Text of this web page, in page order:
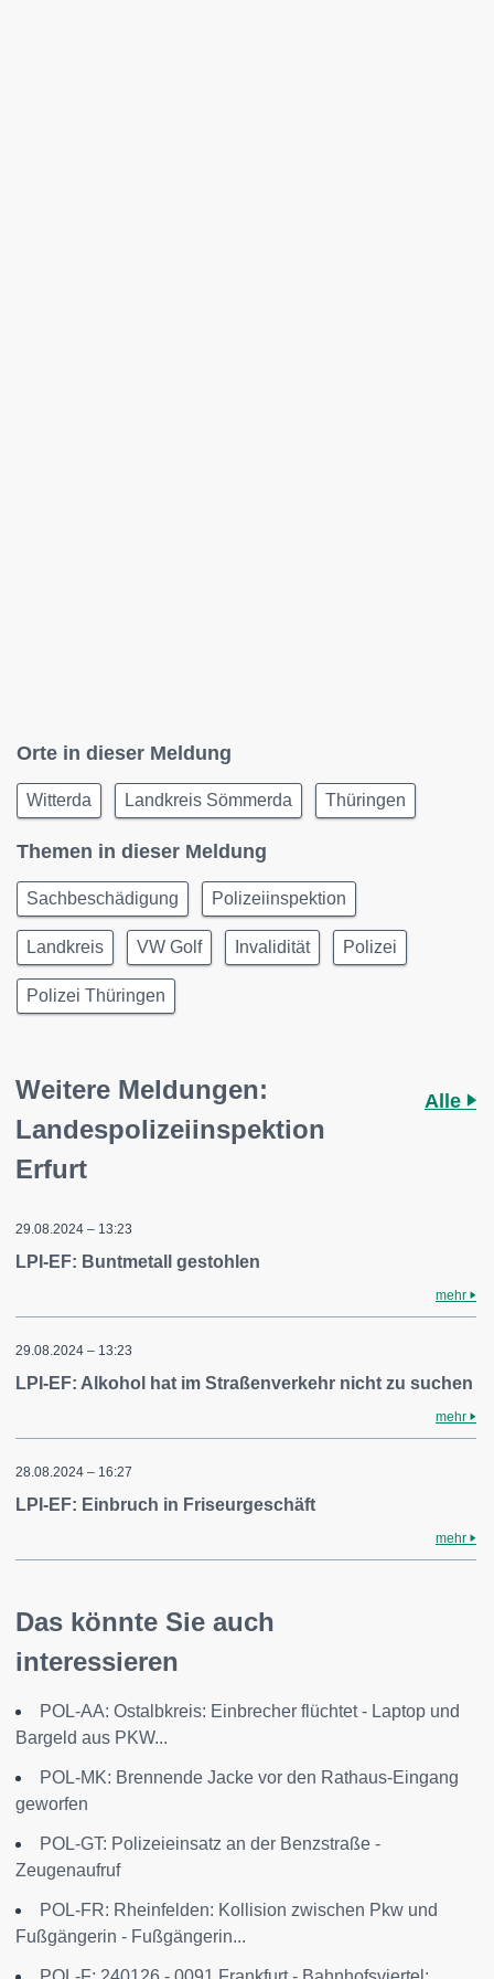
Orte in dieser Meldung
Witterda Landkreis Sömmerda Thüringen
Themen in dieser Meldung
Sachbeschädigung Polizeiinspektion
Landkreis VW Golf Invalidität Polizei
Polizei Thüringen
Weitere Meldungen:
Landespolizeiinspektion
Erfurt
Alle
29.08.2024 – 13:23
LPI-EF: Buntmetall gestohlen
mehr
29.08.2024 – 13:23
LPI-EF: Alkohol hat im Straßenverkehr nicht zu suchen
mehr
28.08.2024 – 16:27
LPI-EF: Einbruch in Friseurgeschäft
mehr
Das könnte Sie auch
interessieren
POL-AA: Ostalbkreis: Einbrecher flüchtet - Laptop und
Bargeld aus PKW...
POL-MK: Brennende Jacke vor den Rathaus-Eingang
geworfen
POL-GT: Polizeieinsatz an der Benzstraße -
Zeugenaufruf
POL-FR: Rheinfelden: Kollision zwischen Pkw und
Fußgängerin - Fußgängerin...